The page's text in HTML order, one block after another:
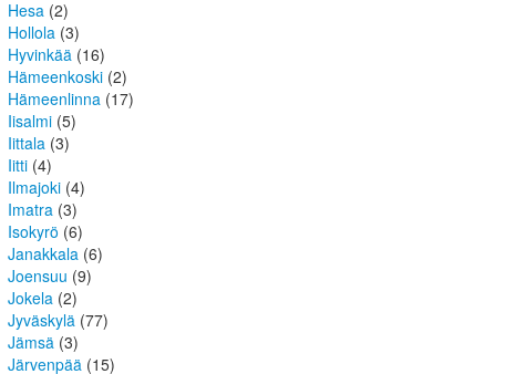
Hesa (2)
Hollola (3)
Hyvinkää (16)
Hämeenkoski (2)
Hämeenlinna (17)
Iisalmi (5)
Iittala (3)
Iitti (4)
Ilmajoki (4)
Imatra (3)
Isokyrö (6)
Janakkala (6)
Joensuu (9)
Jokela (2)
Jyväskylä (77)
Jämsä (3)
Järvenpää (15)